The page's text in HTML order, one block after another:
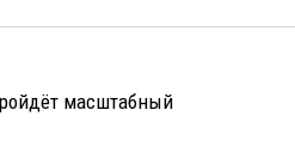
масштабный